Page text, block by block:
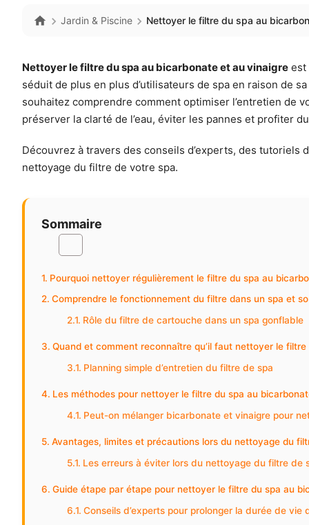
Jardin & Piscine Nettoyer le filtre du spa au
Nettoyer le filtre du spa au bicarbonate et au vinaigre est
séduit de plus en plus d’utilisateurs de spa en raison de
souhaitez comprendre comment optimiser l’entretien de
préserver la clarté de l’eau, éviter les pannes et profiter
Découvrez à travers des conseils d’experts, des
nettoyage du filtre de votre spa.
Sommaire
Pourquoi nettoyer régulièrement le filtre du spa au
Comprendre le fonctionnement du filtre dans un spa et
Rôle du filtre de cartouche dans un spa gonflable
Quand et comment reconnaître qu’il faut nettoyer le filtre
Planning simple d’entretien du filtre de spa
Les méthodes pour nettoyer le filtre du spa au
Peut-on mélanger bicarbonate et vinaigre pour
Avantages, limites et précautions lors du nettoyage du
Les erreurs à éviter lors du nettoyage du filtre de
Guide étape par étape pour nettoyer le filtre du spa au
Conseils d’experts pour prolonger la durée de vie